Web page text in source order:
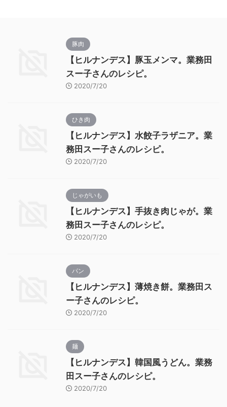
豚肉
【ヒルナンデス】豚玉メンマ。業務田
スー子さんのレシピ。
2020/7/20
ひき肉
【ヒルナンデス】水餃子ラザニア。業
務田スー子さんのレシピ。
2020/7/20
じゃがいも
【ヒルナンデス】手抜き肉じゃが。業
務田スー子さんのレシピ。
2020/7/20
パン
【ヒルナンデス】薄焼き餅。業務田ス
ー子さんのレシピ。
2020/7/20
麺
【ヒルナンデス】韓国風うどん。業務
田スー子さんのレシピ。
2020/7/20